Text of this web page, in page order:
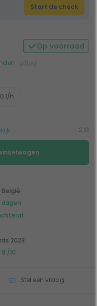
Start de check
Op voorraad
l/h
2,18
dagen
2023
9 /10
Stel een vraag